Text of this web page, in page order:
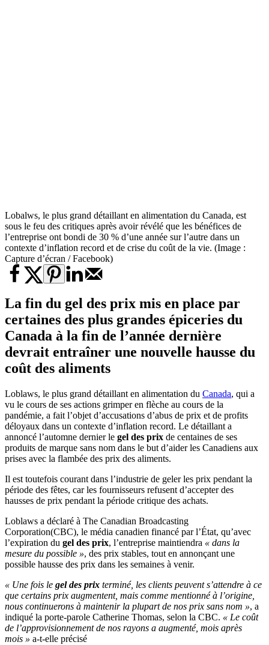
Lobalws, le plus grand détaillant en alimentation du Canada, est
sous le feu des critiques après avoir révélé que les bénéfices de
l’entreprise ont bondi de 30 % d’une année sur l’autre dans un
contexte d’inflation record et de crise du coût de la vie. (Image :
Capture d’écran / Facebook)
La fin du gel des prix mis en place par
certaines des plus grandes épiceries du
Canada à la fin de l’année dernière
devrait entraîner une nouvelle hausse du
coût des aliments
Loblaws, le plus grand détaillant en alimentation du Canada, qui a
vu le cours de ses actions grimper en flèche au cours de la
pandémie, a fait l’objet d’accusations d’abus de prix et de profits
déloyaux dans un contexte d’inflation record. Le détaillant a
annoncé l’automne dernier le gel des prix de centaines de ses
produits de marque sans nom dans le but d’aider les Canadiens aux
prises avec la flambée des prix des aliments.
Il est toutefois courant dans l’industrie de geler les prix pendant la
période des fêtes, car les fournisseurs refusent d’accepter des
hausses de prix pendant la période critique des achats.
Loblaws a déclaré à The Canadian Broadcasting
Corporation(CBC), le média canadien financé par l’État, qu’avec
l’expiration du gel des prix, l’entreprise maintiendra « dans la
mesure du possible », des prix stables, tout en annonçant une
possible hausse des prix dans les semaines à venir.
« Une fois le gel des prix terminé, les clients peuvent s’attendre à ce
que certains prix augmentent, mais comme mentionné à l’origine,
nous continuerons à maintenir la plupart de nos prix sans nom », a
indiqué la porte-parole Catherine Thomas, selon la CBC. « Le coût
de l’approvisionnement de nos rayons a augmenté, mois après
mois » a-t-elle précisé